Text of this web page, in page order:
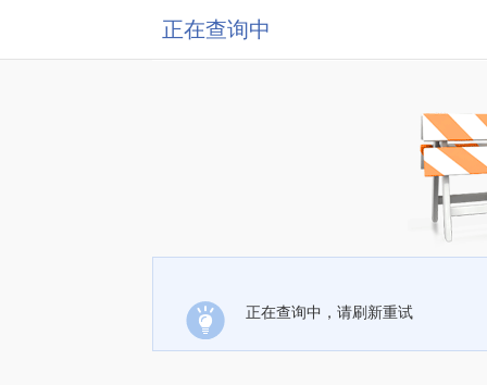
正在查询中
正在查询中，请刷新重试